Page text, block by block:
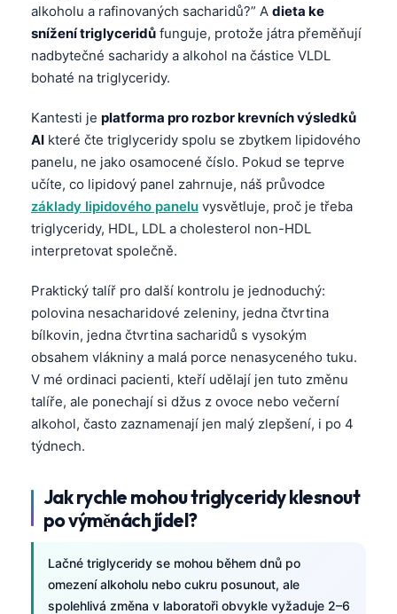
alkoholu a rafinovaných sacharidů?” A dieta ke
snížení triglyceridů funguje, protože játra přeměňují
nadbytečné sacharidy a alkohol na částice VLDL
bohaté na triglyceridy.
Kantesti je platforma pro rozbor krevních výsledků
AI které čte triglyceridy spolu se zbytkem lipidového
panelu, ne jako osamocené číslo. Pokud se teprve
učíte, co lipidový panel zahrnuje, náš průvodce
základy lipidového panelu vysvětluje, proč je třeba
triglyceridy, HDL, LDL a cholesterol non-HDL
interpretovat společně.
Praktický talíř pro další kontrolu je jednoduchý:
polovina nesacharidové zeleniny, jedna čtvrtina
bílkovin, jedna čtvrtina sacharidů s vysokým
obsahem vlákniny a malá porce nenasyceného tuku.
V mé ordinaci pacienti, kteří udělají jen tuto změnu
talíře, ale ponechají si džus z ovoce nebo večerní
alkohol, často zaznamenají jen malý zlepšení, i po 4
týdnech.
Jak rychle mohou triglyceridy klesnout
po výměnách jídel?
Lačné triglyceridy se mohou během dnů po
omezení alkoholu nebo cukru posunout, ale
spolehlivá změna v laboratoři obvykle vyžaduje 2–6